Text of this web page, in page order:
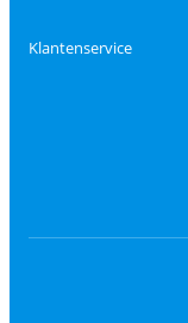
Klantenservice